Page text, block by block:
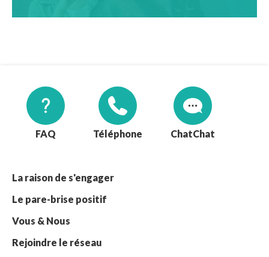
FAQ Téléphone Chat
La raison de s'engager
Le pare-brise positif
Vous & Nous
Rejoindre le réseau